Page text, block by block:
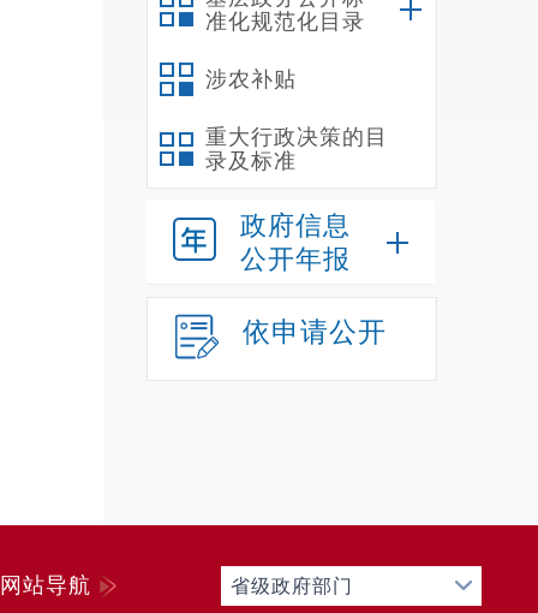
准化规范化目录
涉农补贴
重大行政决策的目
录及标准
政府信息
公开年报
依申请公开
网站导航 省级政府部门